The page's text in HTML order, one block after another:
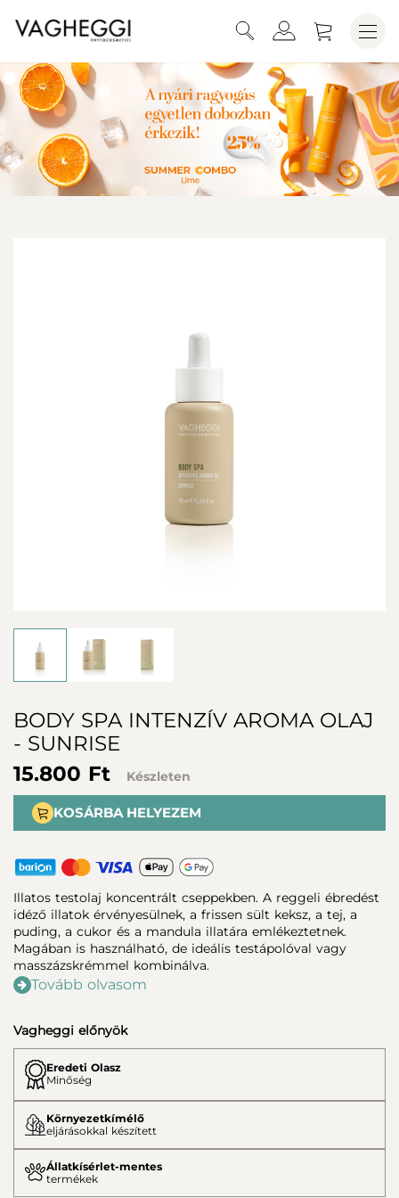
BODY SPA INTENZÍV AROMA OLAJ -
SUNRISE
KOSÁRBA HELYEZEM
BODY SPA INTENZÍV AROMA OLAJ
- SUNRISE
15.800 Ft
Készleten
KOSÁRBA HELYEZEM
Illatos testolaj koncentrált cseppekben. A reggeli ébredést
idéző illatok érvényesülnek, a frissen sült keksz, a tej, a
puding, a cukor és a mandula illatára emlékeztetnek.
Magában is használható, de ideális testápolóval vagy
masszázskrémmel kombinálva.
Tovább olvasom
Vagheggi előnyök
Eredeti Olasz
Minőség
Környezetkímélő
eljárásokkal készített
Állatkísérlet-mentes
termékek